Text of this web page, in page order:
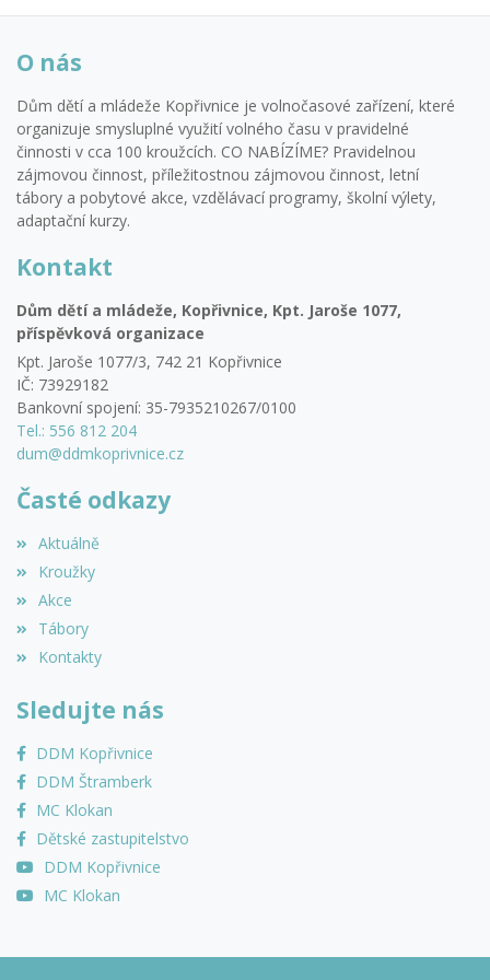
2026). Ostatní zájemci ale neotálejte a hlaste se . Je
pak přijde řada na všechny další zájemce, avšak jen do
O nás
Dům dětí a mládeže Kopřivnice je volnočasové zařízení, které
organizuje smysluplné využití volného času v pravidelné
činnosti v cca 100 kroužcích. CO NABÍZÍME? Pravidelnou
zájmovou činnost, příležitostnou zájmovou činnost, letní
tábory a pobytové akce, vzdělávací programy, školní výlety,
adaptační kurzy.
Kontakt
Dům dětí a mládeže, Kopřivnice, Kpt. Jaroše 1077,
příspěvková organizace
Kpt. Jaroše 1077/3, 742 21 Kopřivnice
IČ: 73929182
Bankovní spojení: 35-7935210267/0100
Tel.: 556 812 204
dum@ddmkoprivnice.cz
Časté odkazy
Aktuálně
Kroužky
Akce
Tábory
Kontakty
Sledujte nás
DDM Kopřivnice
DDM Štramberk
MC Klokan
Dětské zastupitelstvo
DDM Kopřivnice
MC Klokan